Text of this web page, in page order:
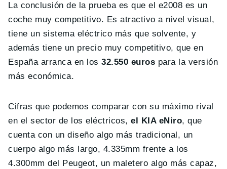
La conclusión de la prueba es que el e2008 es un
coche muy competitivo. Es atractivo a nivel visual,
tiene un sistema eléctrico más que solvente, y
además tiene un precio muy competitivo, que en
España arranca en los 32.550 euros para la versión
más económica.
Cifras que podemos comparar con su máximo rival
en el sector de los eléctricos,el KIA eNiro, que
cuenta con un diseño algo más tradicional, un
cuerpo algo más largo, 4.335mm frente a los
4.300mm del Peugeot, un maletero algo más capaz,